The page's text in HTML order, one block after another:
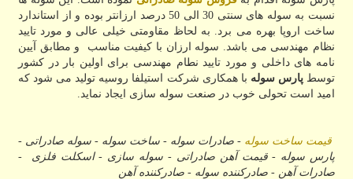
نسبت به سوله های سنتی 30 الی 50 درصد ارزانتر بوده و از استاندارد
ساخت اروپا بهره می برد. به لحاظ مقاومتی خیلی عالی و مورد تایید
نظام مهندسی می باشد. سوله ارزان با کیفیت مناسب و مطابق آیین
نامه های داخلی و مورد تایید نطام مهندسی برای اولین بار در کشور
توسطپارس سوله با همکاری شرکت استیلفا روسیه تولید می شود که
امید است تحولی خوب در صنعت سوله سازی ایجاد نماید.
قیمت ساخت سوله - صادرات سوله - ساخت سوله - سوله صادراتی -
پارس سوله -قیمت آهن صادراتی - سوله سازی -اسکلت فلزی -
صادرات آهن - صادرکننده سوله - صادرکننده آهن